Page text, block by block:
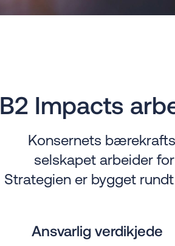
B2 Impacts
Konsernets
selskapet arbeider
Strategien er bygget
Ansvarlig verdikjede